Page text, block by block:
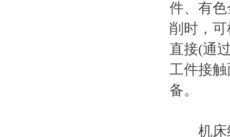
件、有色
削时，
直接(通
工件接触
备。
机床结